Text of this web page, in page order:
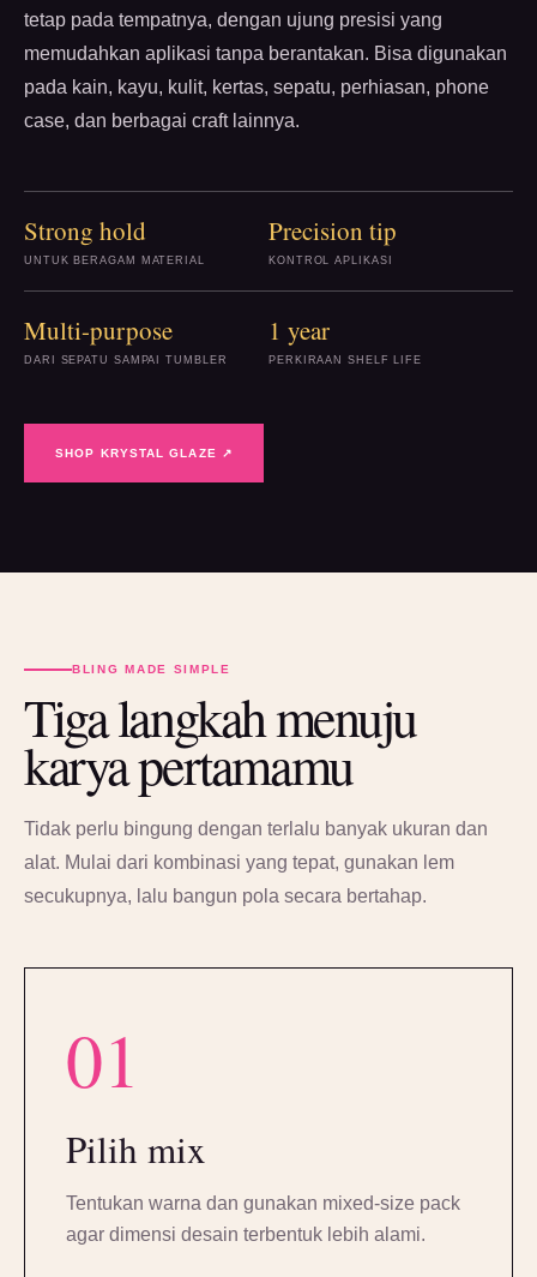
tetap pada tempatnya, dengan ujung presisi yang
memudahkan aplikasi tanpa berantakan. Bisa digunakan
pada kain, kayu, kulit, kertas, sepatu, perhiasan, phone
case, dan berbagai craft lainnya.
Strong hold
UNTUK BERAGAM MATERIAL
Precision tip
KONTROL APLIKASI
Multi-purpose
DARI SEPATU SAMPAI TUMBLER
1 year
PERKIRAAN SHELF LIFE
SHOP KRYSTAL GLAZE ↗
BLING MADE SIMPLE
Tiga langkah menuju
karya pertamamu
Tidak perlu bingung dengan terlalu banyak ukuran dan
alat. Mulai dari kombinasi yang tepat, gunakan lem
secukupnya, lalu bangun pola secara bertahap.
01
Pilih mix
Tentukan warna dan gunakan mixed-size pack
agar dimensi desain terbentuk lebih alami.